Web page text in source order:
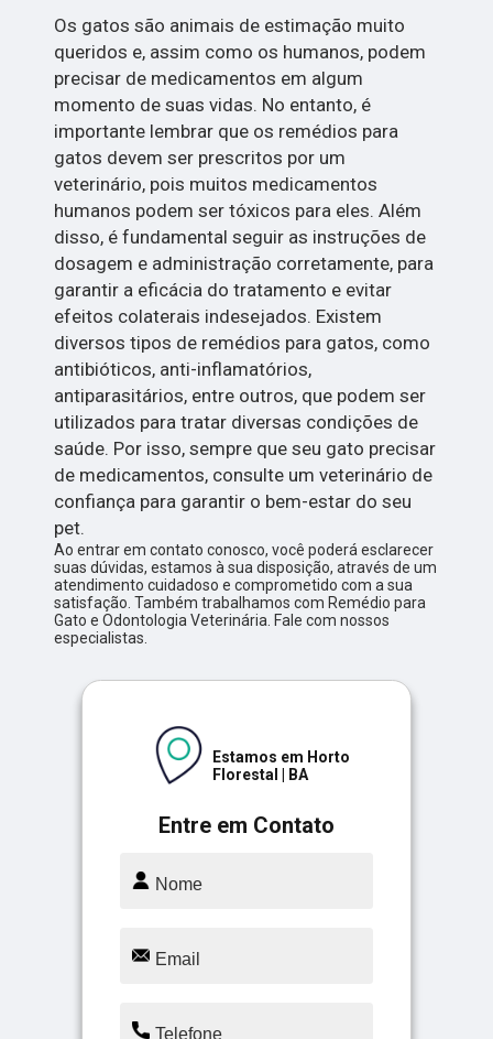
Os gatos são animais de estimação muito
queridos e, assim como os humanos, podem
precisar de medicamentos em algum
momento de suas vidas. No entanto, é
importante lembrar que os remédios para
gatos devem ser prescritos por um
veterinário, pois muitos medicamentos
humanos podem ser tóxicos para eles. Além
disso, é fundamental seguir as instruções de
dosagem e administração corretamente, para
garantir a eficácia do tratamento e evitar
efeitos colaterais indesejados. Existem
diversos tipos de remédios para gatos, como
antibióticos, anti-inflamatórios,
antiparasitários, entre outros, que podem ser
utilizados para tratar diversas condições de
saúde. Por isso, sempre que seu gato precisar
de medicamentos, consulte um veterinário de
confiança para garantir o bem-estar do seu
pet.
Ao entrar em contato conosco, você poderá esclarecer
suas dúvidas, estamos à sua disposição, através de um
atendimento cuidadoso e comprometido com a sua
satisfação. Também trabalhamos com Remédio para
Gato e Odontologia Veterinária. Fale com nossos
especialistas.
Entre em Contato
Estamos em Horto
Florestal | BA